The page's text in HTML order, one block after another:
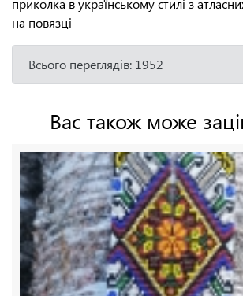
на повязці
Всього переглядів: 1952
Вас також може